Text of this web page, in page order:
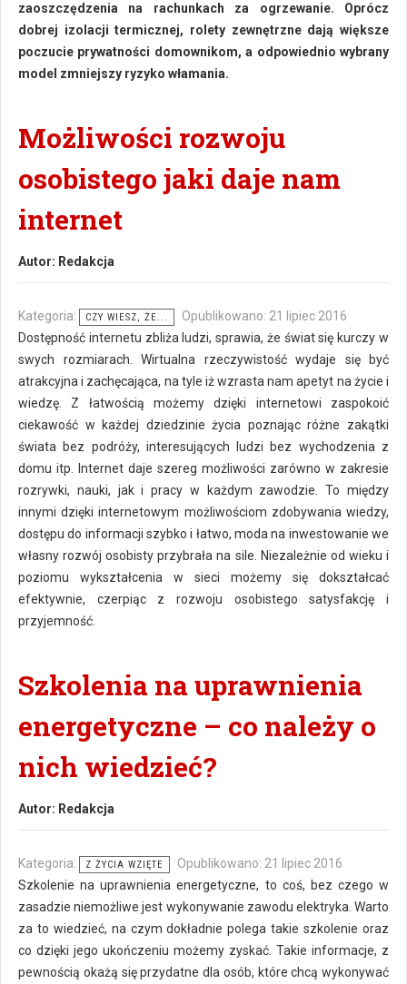
zaoszczędzenia na rachunkach za ogrzewanie. Oprócz
dobrej izolacji termicznej, rolety zewnętrzne dają większe
poczucie prywatności domownikom, a odpowiednio wybrany
model zmniejszy ryzyko włamania.
Możliwości rozwoju
osobistego jaki daje nam
internet
Autor: Redakcja
Kategoria: CZY WIESZ, ŻE...
Opublikowano: 21 lipiec 2016
Dostępność internetu zbliża ludzi, sprawia, że świat się kurczy w
swych rozmiarach. Wirtualna rzeczywistość wydaje się być
atrakcyjna i zachęcająca, na tyle iż wzrasta nam apetyt na życie i
wiedzę. Z łatwością możemy dzięki internetowi zaspokoić
ciekawość w każdej dziedzinie życia poznając różne zakątki
świata bez podróży, interesujących ludzi bez wychodzenia z
domu itp. Internet daje szereg możliwości zarówno w zakresie
rozrywki, nauki, jak i pracy w każdym zawodzie. To między
innymi dzięki internetowym możliwościom zdobywania wiedzy,
dostępu do informacji szybko i łatwo, moda na inwestowanie we
własny rozwój osobisty przybrała na sile. Niezależnie od wieku i
poziomu wykształcenia w sieci możemy się dokształcać
efektywnie, czerpiąc z rozwoju osobistego satysfakcję i
przyjemność.
Szkolenia na uprawnienia
energetyczne – co należy o
nich wiedzieć?
Autor: Redakcja
Kategoria: Z ŻYCIA WZIĘTE
Opublikowano: 21 lipiec 2016
Szkolenie na uprawnienia energetyczne, to coś, bez czego w
zasadzie niemożliwe jest wykonywanie zawodu elektryka. Warto
za to wiedzieć, na czym dokładnie polega takie szkolenie oraz
co dzięki jego ukończeniu możemy zyskać. Takie informacje, z
pewnością okażą się przydatne dla osób, które chcą wykonywać